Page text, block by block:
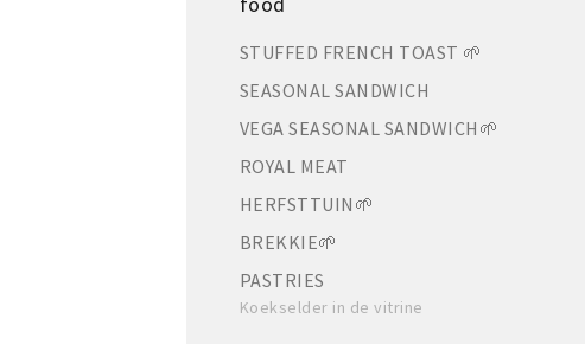
STUFFED FRENCH TOAST 🌱
SEASONAL SANDWICH
VEGA SEASONAL SANDWICH🌱
ROYAL MEAT
HERFSTTUIN🌱
BREKKIE🌱
PASTRIES
Koekselder in de vitrine